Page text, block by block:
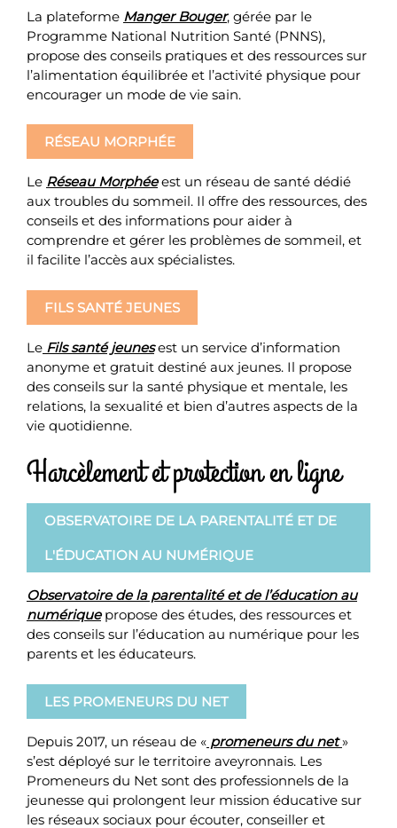
La plateforme Manger Bouger, gérée par le
Programme National Nutrition Santé (PNNS),
propose des conseils pratiques et des ressources sur
l’alimentation équilibrée et l’activité physique pour
encourager un mode de vie sain.
RÉSEAU MORPHÉE
Le Réseau Morphéeest un réseau de santé dédié
aux troubles du sommeil. Il offre des ressources, des
conseils et des informations pour aider à
comprendre et gérer les problèmes de sommeil, et
il facilite l’accès aux spécialistes.
FILS SANTÉ JEUNES
Le Fils santé jeunesest un service d’information
anonyme et gratuit destiné aux jeunes. Il propose
des conseils sur la santé physique et mentale, les
relations, la sexualité et bien d’autres aspects de la
vie quotidienne.
Harcèlement et protection en ligne
OBSERVATOIRE DE LA PARENTALITÉ ET DE
L'ÉDUCATION AU NUMÉRIQUE
Observatoire de la parentalité et de l’éducation au
numériquepropose des études, des ressources et
des conseils sur l’éducation au numérique pour les
parents et les éducateurs.
LES PROMENEURS DU NET
Depuis 2017, un réseau de « promeneurs du net»
s’est déployé sur le territoire aveyronnais. Les
Promeneurs du Net sont des professionnels de la
jeunesse qui prolongent leur mission éducative sur
les réseaux sociaux pour écouter, conseiller et